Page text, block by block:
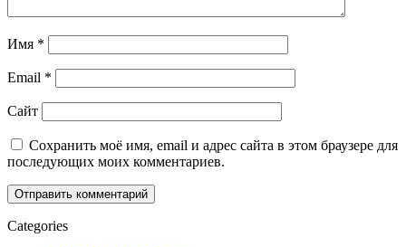
Имя *
Email *
Сайт
Сохранить моё имя, email и адрес сайта в этом браузере для
последующих моих комментариев.
Categories